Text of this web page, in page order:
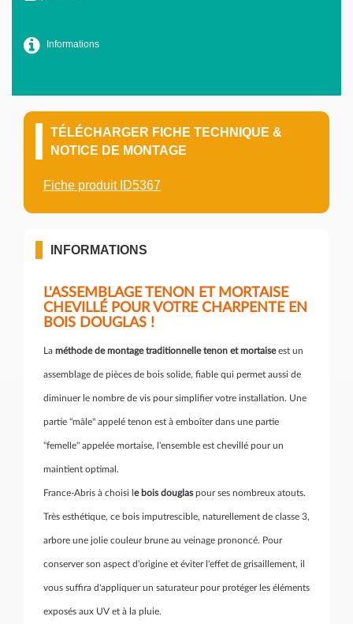
Informations
TÉLÉCHARGER FICHE TECHNIQUE &
NOTICE DE MONTAGE
Fiche produit ID5367
INFORMATIONS
L'ASSEMBLAGE TENON ET MORTAISE
CHEVILLÉ POUR VOTRE CHARPENTE EN
BOIS DOUGLAS !
La méthode de montage traditionnelle tenon et mortaiseest un
assemblage de pièces de bois solide, fiable qui permet aussi de
diminuer le nombre de vis pour simplifier votre installation. Une
partie "mâle" appelé tenon est à emboîter dans une partie
"femelle" appelée mortaise, l'ensemble est chevillé pour un
maintient optimal.
France-Abris à choisi le bois douglaspour ses nombreux atouts.
Très esthétique, ce bois imputrescible, naturellement de classe 3,
arbore une jolie couleur brune au veinage prononcé. Pour
conserver son aspect d'origine et éviter l'effet de grisaillement, il
vous suffira d'appliquer un saturateur pour protéger les éléments
exposés aux UV et à la pluie.